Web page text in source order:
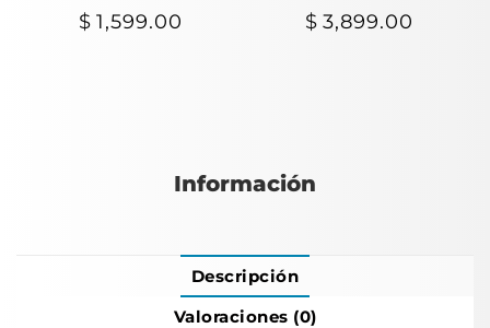
$ 1,599.00 $ 3,899.00
Información
Descripción
Valoraciones (0)